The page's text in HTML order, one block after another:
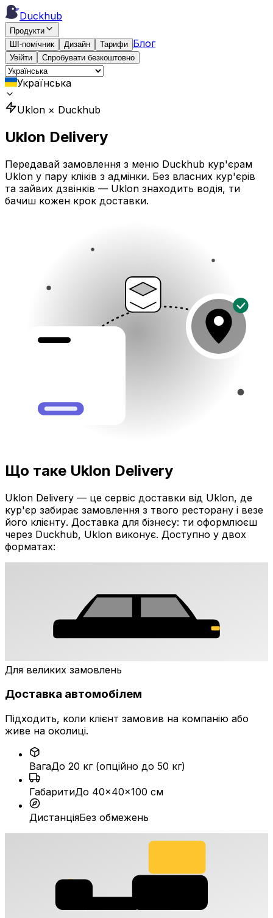
Duckhub
Продукти
ШІ-помічник
Дизайн Тарифи Блог
Увійти Спробувати безкоштовно
Українська
Uklon × Duckhub
Uklon Delivery
Передавай замовлення з меню Duckhub кур'єрам
Uklon у пару кліків з адмінки. Без власних кур'єрів
та зайвих дзвінків — Uklon знаходить водія, ти
бачиш кожен крок доставки.
Що таке Uklon Delivery
Uklon Delivery — це сервіс доставки від Uklon, де
кур'єр забирає замовлення з твого ресторану і везе
його клієнту. Доставка для бізнесу: ти оформлюєш
через Duckhub, Uklon виконує. Доступно у двох
форматах:
Для великих замовлень
Доставка автомобілем
Підходить, коли клієнт замовив на компанію або
живе на околиці.
ВагаДо 20 кг (опційно до 50 кг)
ГабаритиДо 40×40×100 см
ДистанціяБез обмежень